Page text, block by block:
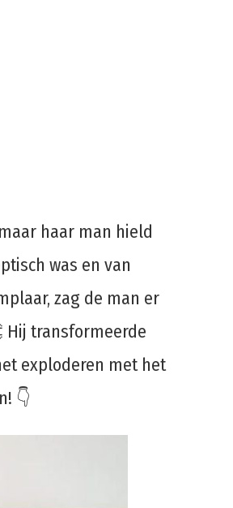
haar man hield
was en van
zag de man er
Hij transformeerde
exploderen met het
👇